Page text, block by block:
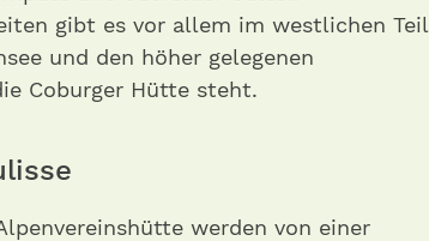
gibt es vor allem im westlichen Teil
und den höher gelegenen
Coburger Hütte steht.
werden von einer